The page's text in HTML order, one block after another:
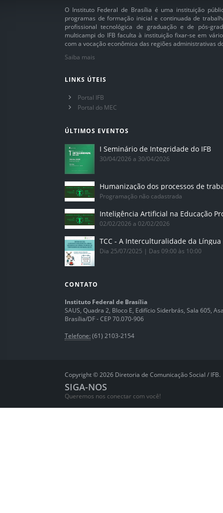
O Instituto Federal de Brasília é uma instituição
programas de formação inicial e continuada de
profissional tecnológica de graduação e de pós-
multicampi do IFB faculta à instituição fixar-se em
com a vocação econômica das regiões administrativas
Saiba mais
LINKS ÚTEIS
Portal IFB
Portal do MEC
ÚLTIMOS EVENTOS
I Seminário de Integridade do IFB
30/04/2026 a 30/04/2026
Humanização dos processos de
Programação não cadastrada
02/02/2026 a 02/02/2026
Dia 25/07/2025 | Das 09:00 às 10:00
CONTATO
Instituto Federal de Brasília
SAUS, Quadra 2, Bloco E, Edifício Siderbrás, Sala 605,
Brasília/DF - CEP 70.070-906
Telefone: (61) 2103-2154
Copyright © 2026 Diretoria de Comunicação Social / IFB.
SIGA-NOS
Queremos nos conectar com você!